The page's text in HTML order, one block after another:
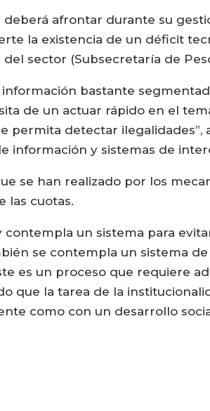
afrontar durante su
la existencia de un déficit
sector (Subsecretaría de
información bastante
de un actuar rápido en el
permita detectar
información y sistemas de
se han realizado por los
las cuotas.
contempla un sistema para
se contempla un sistema
es un proceso que requiere
que la tarea de la
como con un desarrollo